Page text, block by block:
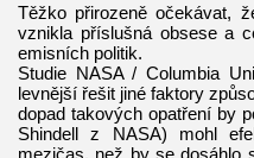
Těžko přirozeně očekávat,
vznikla příslušná obsese a
emisních politik.
Studie NASA / Columbia
levnější řešit jiné faktory
dopad takových opatření by
Shindell z NASA) mohl
mezičas, než by se dosáhlo